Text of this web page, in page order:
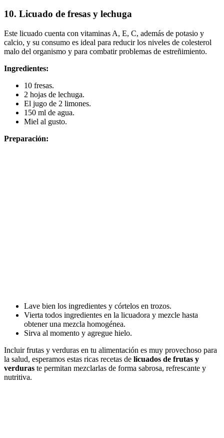
10. Licuado de fresas y lechuga
Este licuado cuenta con vitaminas A, E, C, además de potasio y
calcio, y su consumo es ideal para reducir los niveles de colesterol
malo del organismo y para combatir problemas de estreñimiento.
Ingredientes:
10 fresas.
2 hojas de lechuga.
El jugo de 2 limones.
150 ml de agua.
Miel al gusto.
Preparación:
Lave bien los ingredientes y córtelos en trozos.
Vierta todos ingredientes en la licuadora y mezcle hasta
obtener una mezcla homogénea.
Sirva al momento y agregue hielo.
Incluir frutas y verduras en tu alimentación es muy provechoso para
la salud, esperamos estas ricas recetas de licuados de frutas y
verduras te permitan mezclarlas de forma sabrosa, refrescante y
nutritiva.